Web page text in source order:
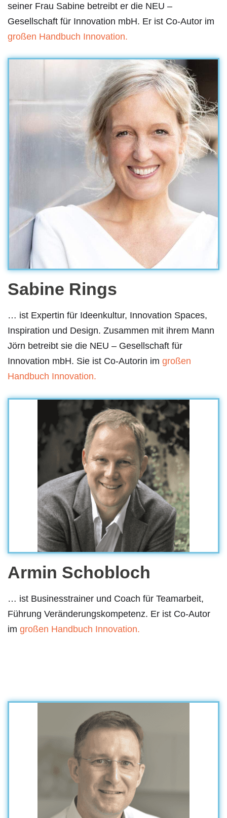
seiner Frau Sabine betreibt er die NEU –
Gesellschaft für Innovation mbH. Er ist Co-Autor im
großen Handbuch Innovation.
Sabine Rings
… ist Expertin für Ideenkultur, Innovation Spaces,
Inspiration und Design. Zusammen mit ihrem Mann
Jörn betreibt sie die NEU – Gesellschaft für
Innovation mbH. Sie ist Co-Autorin im großen
Handbuch Innovation.
Armin Schobloch
… ist Businesstrainer und Coach für Teamarbeit,
Führung Veränderungskompetenz. Er ist Co-Autor
im großen Handbuch Innovation.